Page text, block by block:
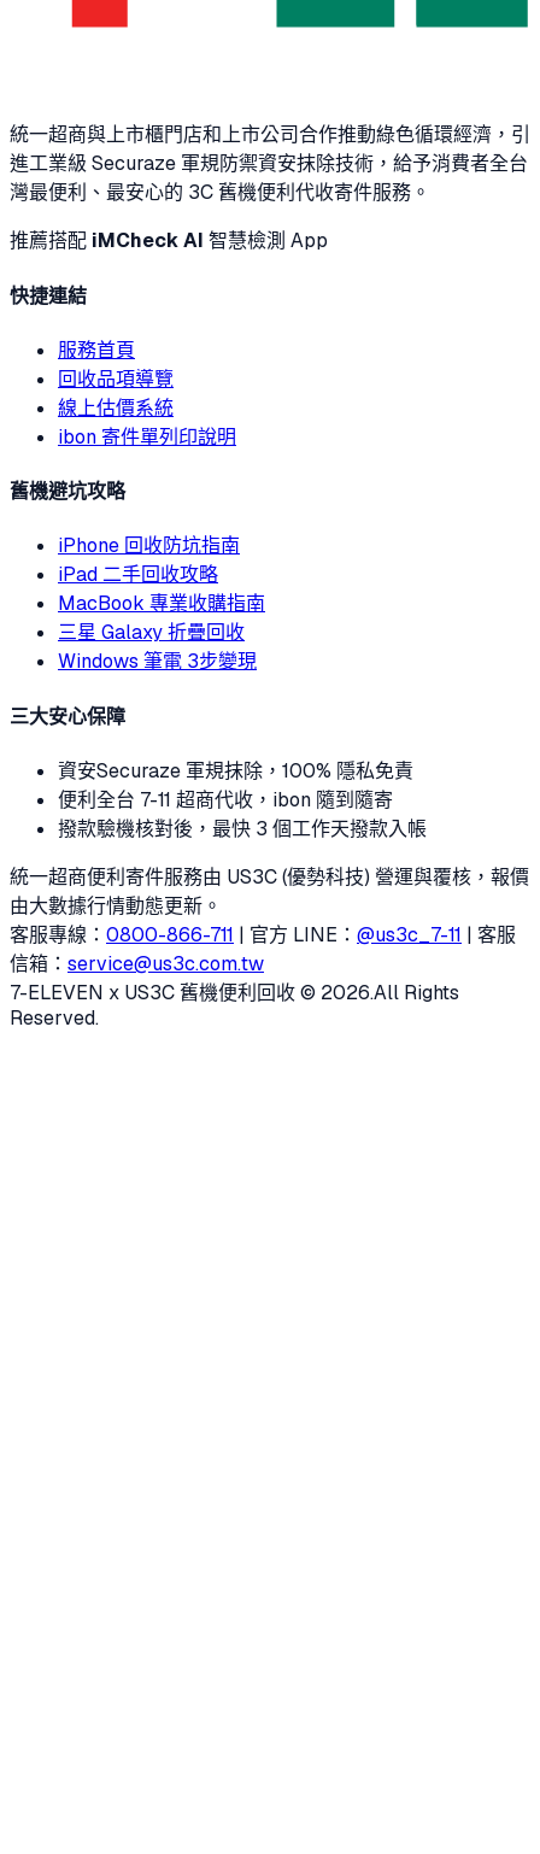
統一超商與上市櫃門店和上市公司合作推動綠色循環經濟，引
進工業級 Securaze 軍規防禦資安抹除技術，給予消費者全台
灣最便利、最安心的 3C 舊機便利代收寄件服務。
推薦搭配 iMCheck AI 智慧檢測 App
快捷連結
服務首頁
回收品項導覽
線上估價系統
ibon 寄件單列印說明
舊機避坑攻略
iPhone 回收防坑指南
iPad 二手回收攻略
MacBook 專業收購指南
三星 Galaxy 折疊回收
Windows 筆電 3步變現
三大安心保障
資安Securaze 軍規抹除，100% 隱私免責
便利 全台 7-11 超商代收，ibon 隨到隨寄
撥款驗機核對後，最快 3 個工作天撥款入帳
統一超商便利寄件服務由 US3C (優勢科技) 營運與覆核，報價
由大數據行情動態更新。
客服專線： 0800-866-711 | 官方 LINE： @us3c_7-11 | 客服
信箱： service@us3c.com.tw
7-ELEVEN x US3C 舊機便利回收 © 2026.All Rights
Reserved.